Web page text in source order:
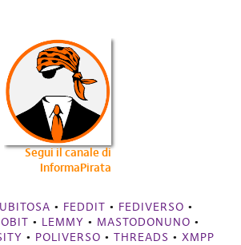
Segui il canale di
InformaPirata
• FEDDIT • FEDIVERSO •
• LEMMY • MASTODONUNO •
• POLIVERSO • THREADS • XMPP